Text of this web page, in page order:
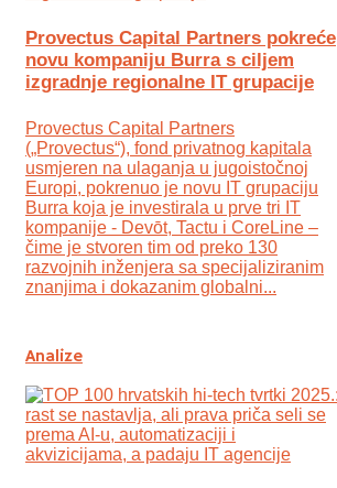
Provectus Capital Partners pokreće
novu kompaniju Burra s ciljem
izgradnje regionalne IT grupacije
Provectus Capital Partners
(„Provectus“), fond privatnog kapitala
usmjeren na ulaganja u jugoistočnoj
Europi, pokrenuo je novu IT grupaciju
Burra koja je investirala u prve tri IT
kompanije - Devōt, Tactu i CoreLine –
čime je stvoren tim od preko 130
razvojnih inženjera sa specijaliziranim
znanjima i dokazanim globalni...
Analize